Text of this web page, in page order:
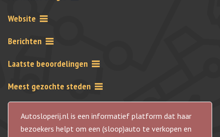
Website
Berichten
Laatste beoordelingen
Meest gezochte steden
Autosloperij.nl is een informatief platform dat haar
bezoekers helpt om een (sloop)auto te verkopen en